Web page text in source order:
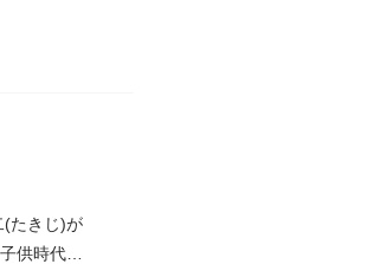
(たきじ)が
供時代の